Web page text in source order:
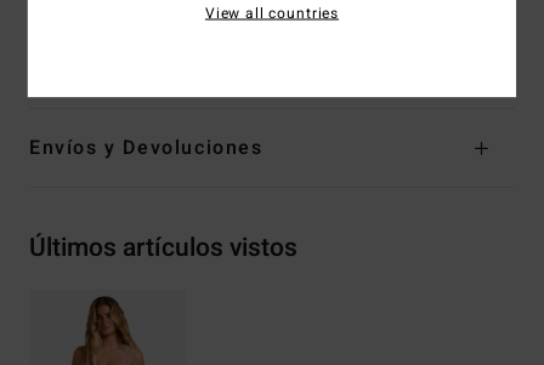
[Tejido principal] 64% nailon reciclado, 31%
Envíos y Devoluciones
Últimos artículos vistos
View all countries